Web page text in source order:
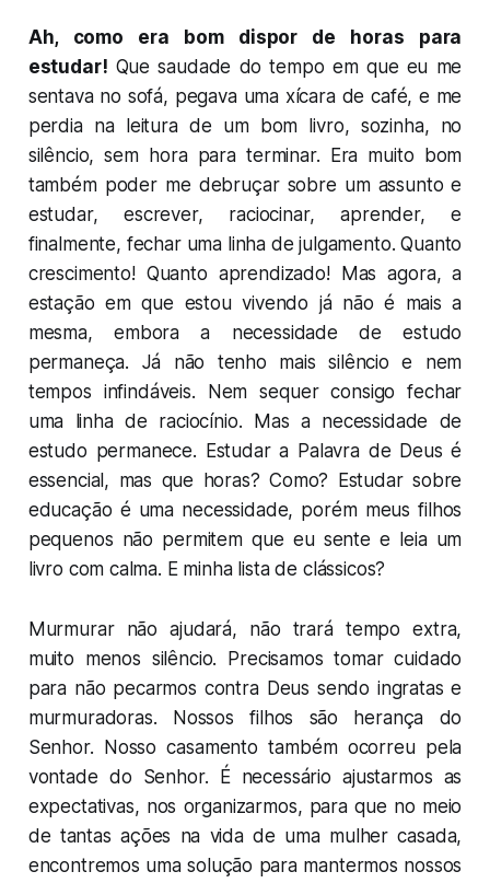
Ah, como era bom dispor de horas para
estudar! Que saudade do tempo em que eu me
sentava no sofá, pegava uma xícara de café, e me
perdia na leitura de um bom livro, sozinha, no
silêncio, sem hora para terminar. Era muito bom
também poder me debruçar sobre um assunto e
estudar, escrever, raciocinar, aprender, e
finalmente, fechar uma linha de julgamento. Quanto
crescimento! Quanto aprendizado! Mas agora, a
estação em que estou vivendo já não é mais a
mesma, embora a necessidade de estudo
permaneça. Já não tenho mais silêncio e nem
tempos infindáveis. Nem sequer consigo fechar
uma linha de raciocínio. Mas a necessidade de
estudo permanece. Estudar a Palavra de Deus é
essencial, mas que horas? Como? Estudar sobre
educação é uma necessidade, porém meus filhos
pequenos não permitem que eu sente e leia um
livro com calma. E minha lista de clássicos?
Murmurar não ajudará, não trará tempo extra,
muito menos silêncio. Precisamos tomar cuidado
para não pecarmos contra Deus sendo ingratas e
murmuradoras. Nossos filhos são herança do
Senhor. Nosso casamento também ocorreu pela
vontade do Senhor. É necessário ajustarmos as
expectativas, nos organizarmos, para que no meio
de tantas ações na vida de uma mulher casada,
encontremos uma solução para mantermos nossos